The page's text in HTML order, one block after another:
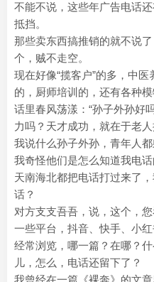
不能不说，这些年广告电话
抵挡。
那些卖东西搞推销的就不说
个，贼不走空。
现在好像“揽客户”的多，中
的，厨师培训的，还有各种
话里春风荡漾：“孙子外孙好
力吗？天才成功，就在于老人
我说什么孙子外孙，青年人
我奇怪他们是怎么知道我电
天南海北都把电话打过来了
话？
对方支支吾吾，说，这个，
一些平台，抖音、快手、小
经常浏览，哪一篇？在哪？
儿，怎么，电话还留下了？